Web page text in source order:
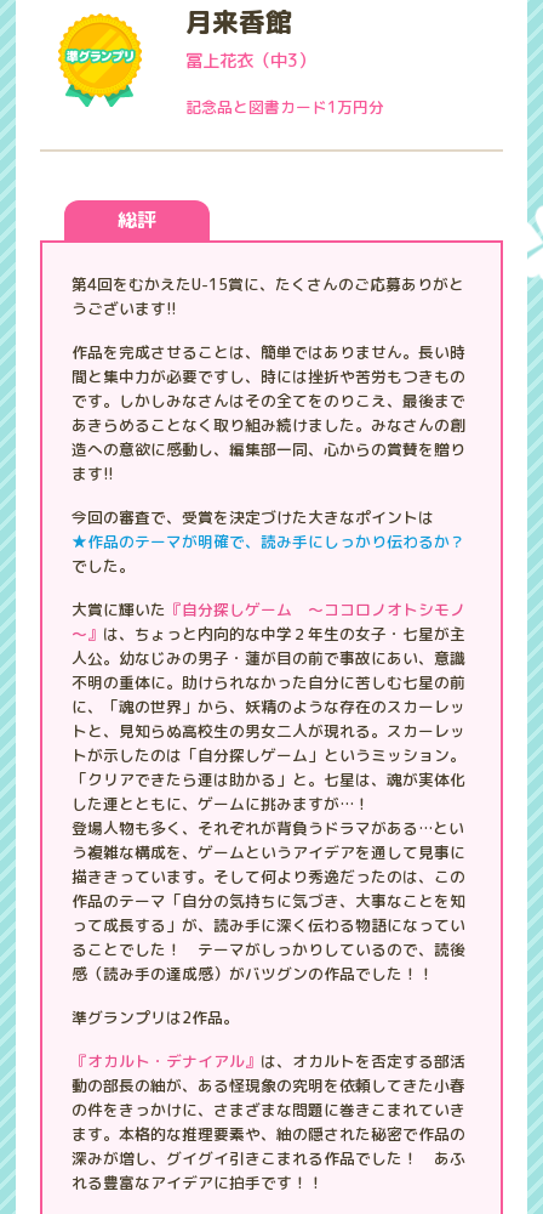
月来香館
冨上花衣（中3）
記念品と図書カード1万円分
総評
第4回をむかえたU-15賞に、たくさんのご応募ありがと
うございます!!
作品を完成させることは、簡単ではありません。長い時
間と集中力が必要ですし、時には挫折や苦労もつきもの
です。しかしみなさんはその全てをのりこえ、最後まで
あきらめることなく取り組み続けました。みなさんの創
造への意欲に感動し、編集部一同、心からの賞賛を贈り
ます!!
今回の審査で、受賞を決定づけた大きなポイントは
★作品のテーマが明確で、読み手にしっかり伝わるか？
でした。
大賞に輝いた 『自分探しゲーム ～ココロノオトシモノ
～』 は、ちょっと内向的な中学２年生の女子・七星が主
人公。幼なじみの男子・蓮が目の前で事故にあい、意識
不明の重体に。助けられなかった自分に苦しむ七星の前
に、「魂の世界」から、妖精のような存在のスカーレッ
トと、見知らぬ高校生の男女二人が現れる。スカーレッ
トが示したのは「自分探しゲーム」というミッション。
「クリアできたら連は助かる」と。七星は、魂が実体化
した連とともに、ゲームに挑みますが…！
登場人物も多く、それぞれが背負うドラマがある…とい
う複雑な構成を、ゲームというアイデアを通して見事に
描ききっています。そして何より秀逸だったのは、この
作品のテーマ「自分の気持ちに気づき、大事なことを知
って成長する」が、読み手に深く伝わる物語になってい
ることでした！ テーマがしっかりしているので、読後
感（読み手の達成感）がバツグンの作品でした！！
準グランプリは2作品。
『オカルト・デナイアル』 は、オカルトを否定する部活
動の部長の紬が、ある怪現象の究明を依頼してきた小春
の件をきっかけに、さまざまな問題に巻きこまれていき
ます。本格的な推理要素や、紬の隠された秘密で作品の
深みが増し、グイグイ引きこまれる作品でした！ あふ
れる豊富なアイデアに拍手です！！